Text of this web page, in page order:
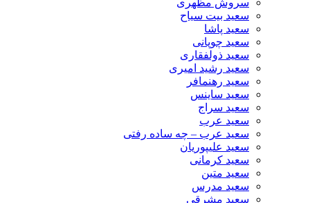
سروش مظهری
سعید بیت سیاح
سعید پاشا
سعید چوپانی
سعید ذولفقاری
سعید رشید امیری
سعید رهنمافر
سعید ساینس
سعید سراج
سعید عرب
سعید عرب – چه ساده رفتی
سعید علیپوریان
سعید کرمانی
سعید متین
سعید مدرس
سعید مشرقی